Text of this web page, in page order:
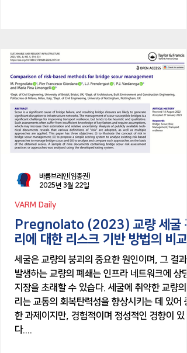
Pregnolato (2023) 교량 세굴
리에 대한 리스크 기반 방법의 비교
세굴은 교량의 붕괴의 중요한 원인이며, 그 결과
발생하는 교량의 폐쇄는 인프라 네트워크에 상당
지장을 초래할 수 있습다. 세굴에 취약한 교량의
리는 교통의 회복탄력성을 향상시키는 데 있어
한 과제이지만, 경험적이며 정성적인 경향이 있
다....
VARM Daily
바름브레인(임종권)
2025년 3월 22일